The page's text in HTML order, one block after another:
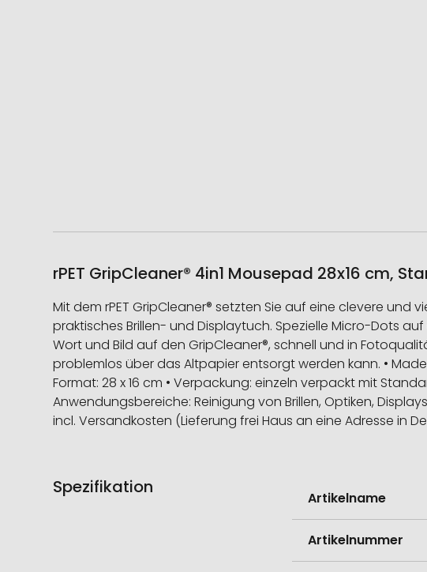
rPET GripCleaner® 4in1 Mousepad 28x16 cm,
Mit dem rPET GripCleaner® setzten Sie auf eine clevere
praktisches Brillen- und Displaytuch. Spezielle Micro-Dots
Wort und Bild auf den GripCleaner®, schnell und in
problemlos über das Altpapier entsorgt werden kann. •
Format: 28 x 16 cm • Verpackung: einzeln verpackt mit
Anwendungsbereiche: Reinigung von Brillen, Optiken,
incl. Versandkosten (Lieferung frei Haus an eine Adresse in
Spezifikation
Informationen
Artikelname
Artikelnummer